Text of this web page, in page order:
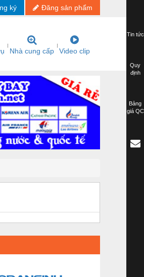
Đăng sản phẩm
ký
Nhà cung cấp Video clip
Tin tức
Quy
định
Bảng
giá QC